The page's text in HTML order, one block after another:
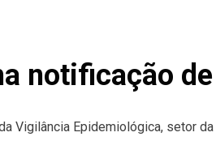
notificação
Vigilância Epidemiológica, setor